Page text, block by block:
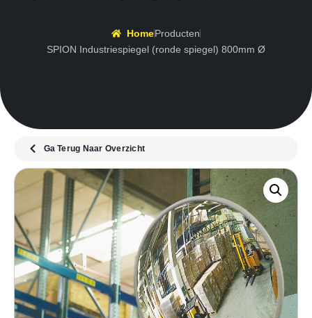
HomeProducten
SPION Industriespiegel (ronde spiegel) 800mm Ø
Ga Terug Naar Overzicht